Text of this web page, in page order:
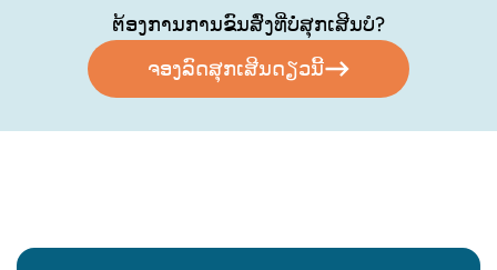
ຕ້ອງການການຂົນສົ່ງທີ່ບໍ່ສຸກເສີນບໍ?
ຈອງລົດສຸກເສີນດຽວນີ້